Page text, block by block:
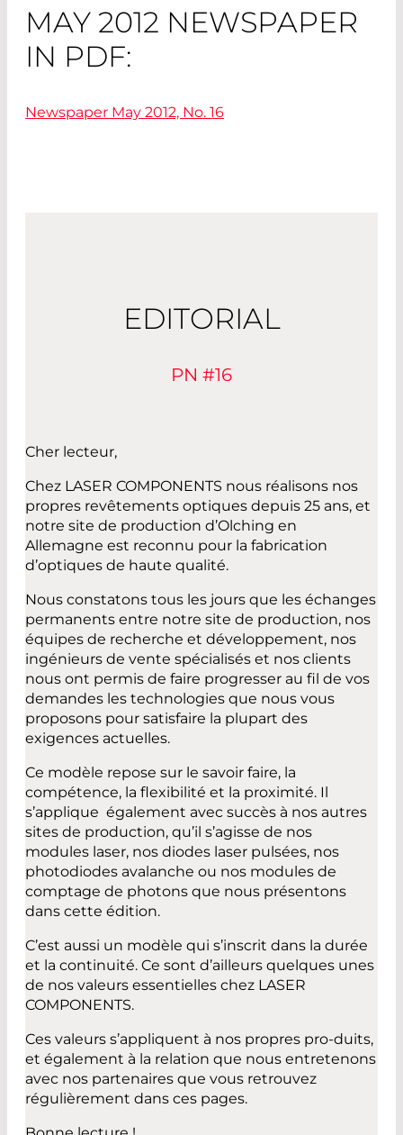
MAY 2012 NEWSPAPER
IN PDF:
Newspaper May 2012, No. 16
EDITORIAL
PN #16
Cher lecteur,
Chez LASER COMPONENTS nous réalisons nos
propres revêtements optiques depuis 25 ans, et
notre site de production d’Olching en
Allemagne est reconnu pour la fabrication
d’optiques de haute qualité.
Nous constatons tous les jours que les échanges
permanents entre notre site de production, nos
équipes de recherche et développement, nos
ingénieurs de vente spécialisés et nos clients
nous ont permis de faire progresser au fil de vos
demandes les technologies que nous vous
proposons pour satisfaire la plupart des
exigences actuelles.
Ce modèle repose sur le savoir faire, la
compétence, la flexibilité et la proximité. Il
s’applique également avec succès à nos autres
sites de production, qu’il s’agisse de nos
modules laser, nos diodes laser pulsées, nos
photodiodes avalanche ou nos modules de
comptage de photons que nous présentons
dans cette édition.
C’est aussi un modèle qui s’inscrit dans la durée
et la continuité. Ce sont d’ailleurs quelques unes
de nos valeurs essentielles chez LASER
COMPONENTS.
Ces valeurs s’appliquent à nos propres pro-duits,
et également à la relation que nous entretenons
avec nos partenaires que vous retrouvez
régulièrement dans ces pages.